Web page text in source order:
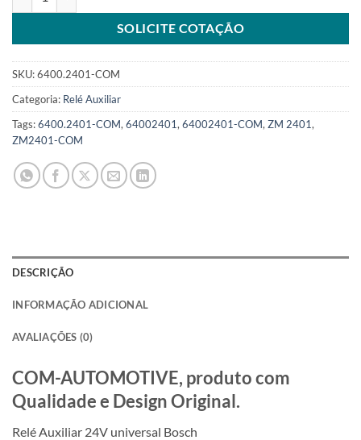
SOLICITE COTAÇÃO
SKU:6400.2401-COM
Categoria: Relé Auxiliar
Tags:6400.2401-COM, 64002401, 64002401-COM, ZM 2401,
ZM2401-COM
DESCRIÇÃO
INFORMAÇÃO ADICIONAL
AVALIAÇÕES (0)
COM-AUTOMOTIVE, produto com
Qualidade e Design Original.
Relé Auxiliar 24V universal Bosch